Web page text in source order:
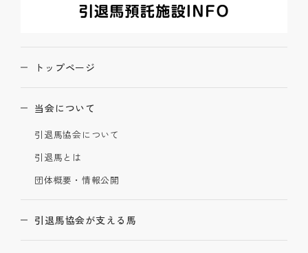
トップページ
当会について
引退馬協会について
引退馬とは
団体概要・情報公開
引退馬協会が支える馬